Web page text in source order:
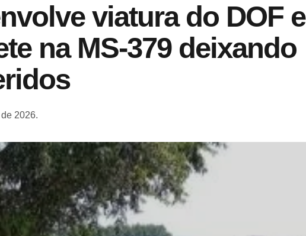
viatura do DOF e
na MS-379 deixando
2026.